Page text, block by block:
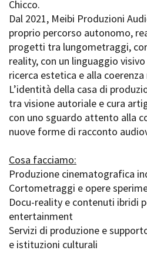
Sostenibilità ambientale
SERVIZI
Servizi generali
Location scouting
Spazi nella sede FCTP
Sala Casting
Sala Paolo Tenna
Piemonte Film Tv Fund
Piemonte Film Tv
Development Fund
Piemonte Doc Film Fund
Short Film Fund
PRODUCTION GUIDE
Società di produzione
Chicco.
Dal 2021, Meibi Produzioni
proprio percorso autonomo,
progetti tra lungometraggi,
reality, con un linguaggio
ricerca estetica e alla
L’identità della casa di
tra visione autoriale e cura
con uno sguardo attento alla
nuove forme di racconto
Cosa facciamo:
Produzione cinematografica
Cortometraggi e opere
Docu-reality e contenuti ibridi
entertainment
Servizi di produzione e
e istituzioni culturali